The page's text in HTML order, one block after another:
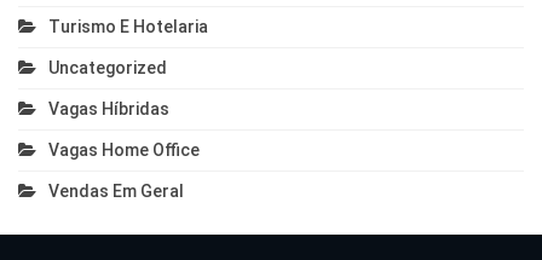
Turismo E Hotelaria
Uncategorized
Vagas Híbridas
Vagas Home Office
Vendas Em Geral